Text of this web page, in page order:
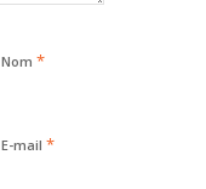
Nom *
E-mail *